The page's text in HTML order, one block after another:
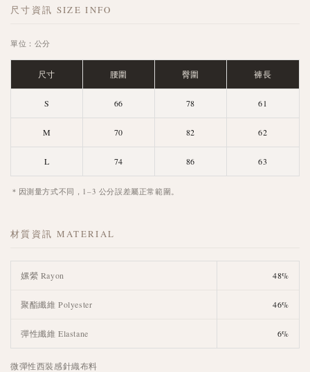
尺寸資訊 SIZE INFO
單位：公分
尺寸 腰圍 臀圍 褲長
S 66 78 61
M 70 82 62
L 74 86 63
＊因測量方式不同，1–3 公分誤差屬正常範圍。
材質資訊 MATERIAL
嫘縈 Rayon 48%
聚酯纖維 Polyester 46%
彈性纖維 Elastane 6%
微彈性西裝感針織布料